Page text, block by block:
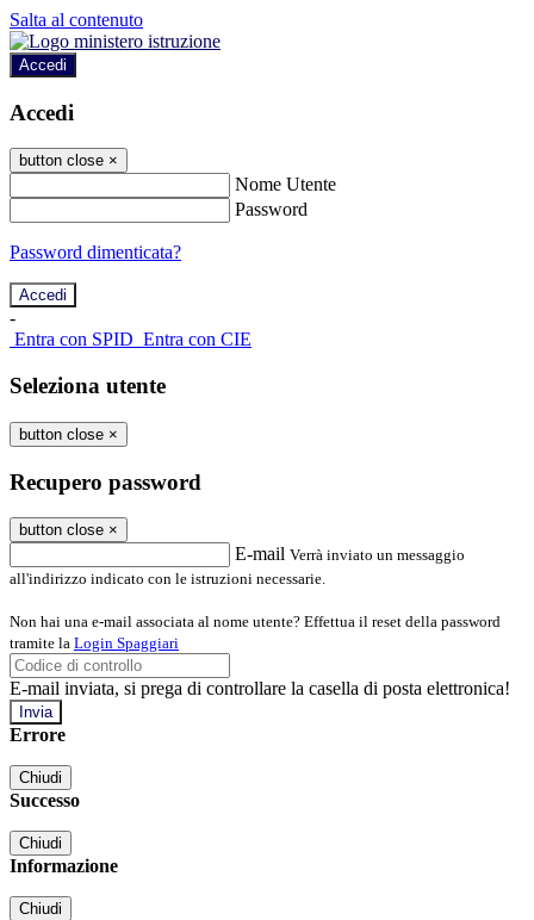
Salta al contenuto
Accedi
Accedi
button close ×
Nome Utente
Password
Password dimenticata?
-
Entra con SPID Entra con CIE
Seleziona utente
button close ×
Recupero password
button close ×
E-mail Verrà inviato un messaggio
all'indirizzo indicato con le istruzioni necessarie.
Non hai una e-mail associata al nome utente? Effettua il reset della password
tramite la Login Spaggiari
E-mail inviata, si prega di controllare la casella di posta elettronica!
Errore
Chiudi
Successo
Chiudi
Informazione
Chiudi